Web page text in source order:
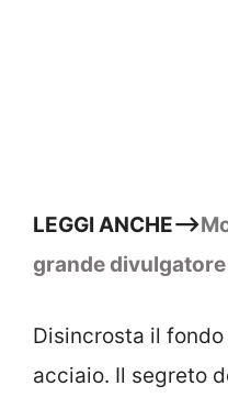
LEGGI ANCHE–>
grande
Disincrosta il
acciaio. Il segreto